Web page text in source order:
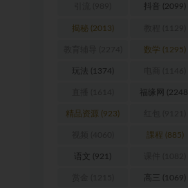
抖音 (2099)
揭秘(2013)
数学 (1295)
玩法 (1374)
福缘网 (2248)
精品资源 (923)
課程 (885)
语文 (921)
高三 (1069)